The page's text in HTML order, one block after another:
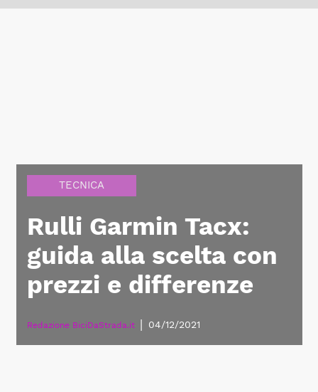
TECNICA
Rulli Garmin Tacx:
guida alla scelta con
prezzi e differenze
Redazione BiciDaStrada.it 04/12/2021